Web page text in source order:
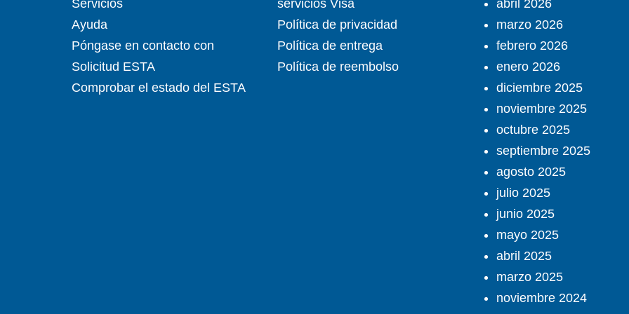
Servicios
Ayuda
Póngase en contacto con
Solicitud ESTA
Comprobar el estado del ESTA
servicios Visa
Política de privacidad
Política de entrega
Política de reembolso
abril 2026
marzo 2026
febrero 2026
enero 2026
diciembre 2025
noviembre 2025
octubre 2025
septiembre 2025
agosto 2025
julio 2025
junio 2025
mayo 2025
abril 2025
marzo 2025
noviembre 2024